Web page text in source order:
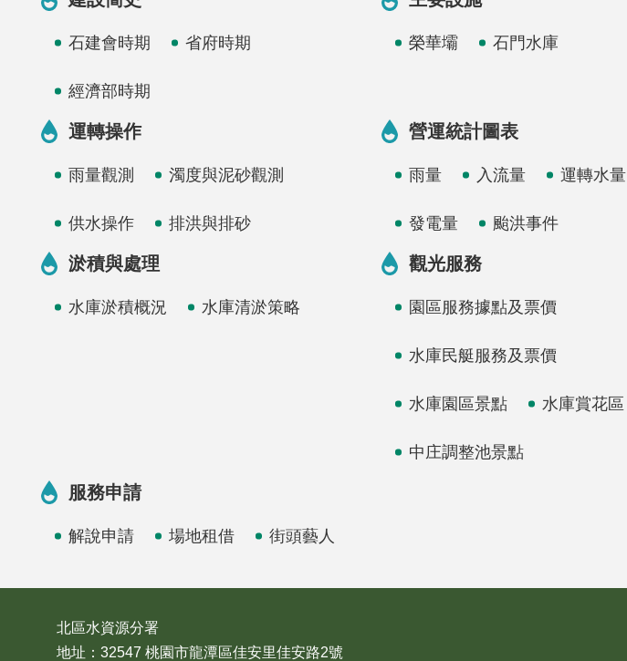
石建會時期 省府時期
經濟部時期
榮華壩 石門水庫
運轉操作
雨量觀測 濁度與泥砂觀測
供水操作 排洪與排砂
營運統計圖表
雨量 入流量 運轉水量
發電量 颱洪事件
淤積與處理
水庫淤積概況 水庫清淤策略
觀光服務
園區服務據點及票價
水庫民艇服務及票價
水庫園區景點 水庫賞花區
中庄調整池景點
服務申請
解說申請 場地租借 街頭藝人
北區水資源分署
地址：32547 桃園市龍潭區佳安里佳安路2號